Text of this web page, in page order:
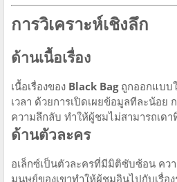
การวิเคราะห์เชิงลึก
ด้านเนื้อเรื่อง
เนื้อเรื่องของ Black Bagถูกออกแบบ
เวลา ด้วยการเปิดเผยข้อมูลทีละน้อย
ความลึกลับ ทำให้ผู้ชมไม่สามารถเดา
ด้านตัวละคร
อเล็กซ์เป็นตัวละครที่มีมิติซับซ้อน คว
มนุษย์ของเขาทำให้ผู้ชมอินไปกับเรื่อ